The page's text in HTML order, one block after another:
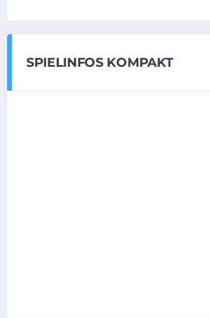
SPIELINFOS KOMPAKT